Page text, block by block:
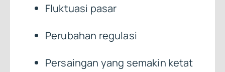
Fluktuasi pasar
Perubahan regulasi
Persaingan yang semakin ketat